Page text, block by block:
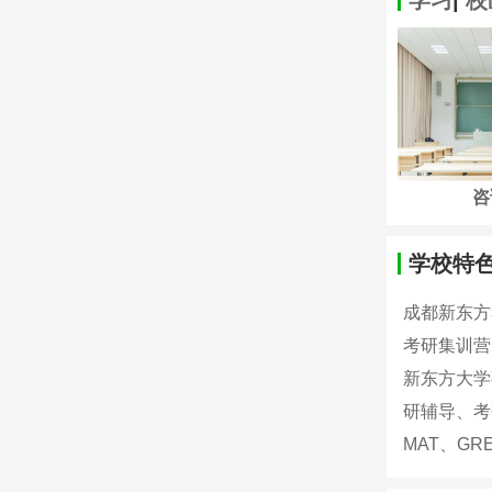
学校特
成都新东
考研集训营
新东方大
研辅导、
MAT、